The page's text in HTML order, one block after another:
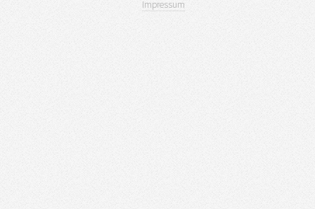
Impressum